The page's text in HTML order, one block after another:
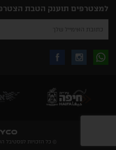
למצטרפים תוענק הטבת
להזין
שלך
לקבלת
באינסטגרם
עקבו
בפייסבוק
© כל הזכויות לפסטיבל